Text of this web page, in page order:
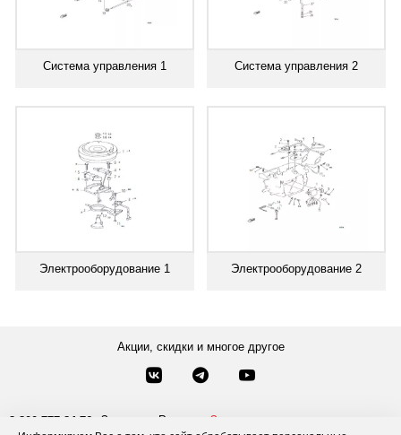
Система управления 1 Система управления 2
Электрооборудование 1 Электрооборудование 2
Акции, скидки и многое другое
8-800-777-84-76 Звонки по России Заказать звонок